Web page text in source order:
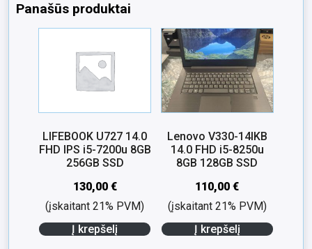
Panašūs produktai
LIFEBOOK U727 14.0
FHD IPS i5-7200u 8GB
256GB SSD
130,00 €
(įskaitant 21% PVM)
Į krepšelį
Lenovo V330-14IKB
14.0 FHD i5-8250u
8GB 128GB SSD
110,00€
(įskaitant 21% PVM)
Į krepšelį